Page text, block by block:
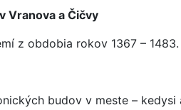
Vranova a Čičvy
z obdobia rokov 1367 – 1483.
budov v meste – kedysi